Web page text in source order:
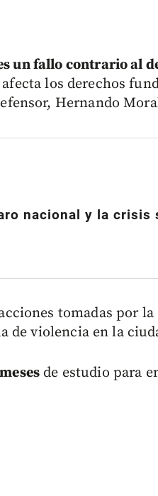
un fallo contrario al
los derechos
Hernando
nacional y la crisis
tomadas por
de violencia en la
de estudio para